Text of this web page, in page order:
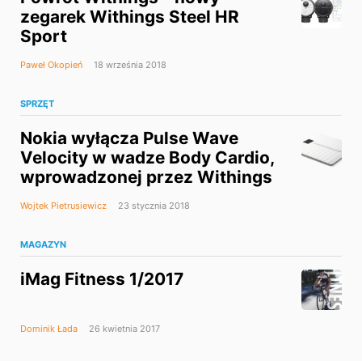
zegarek Withings Steel HR
Sport
Paweł Okopień 18 września 2018
SPRZĘT
Nokia wyłącza Pulse Wave
Velocity w wadze Body Cardio,
wprowadzonej przez Withings
Wojtek Pietrusiewicz 23 stycznia 2018
MAGAZYN
iMag Fitness 1/2017
Dominik Łada 26 kwietnia 2017